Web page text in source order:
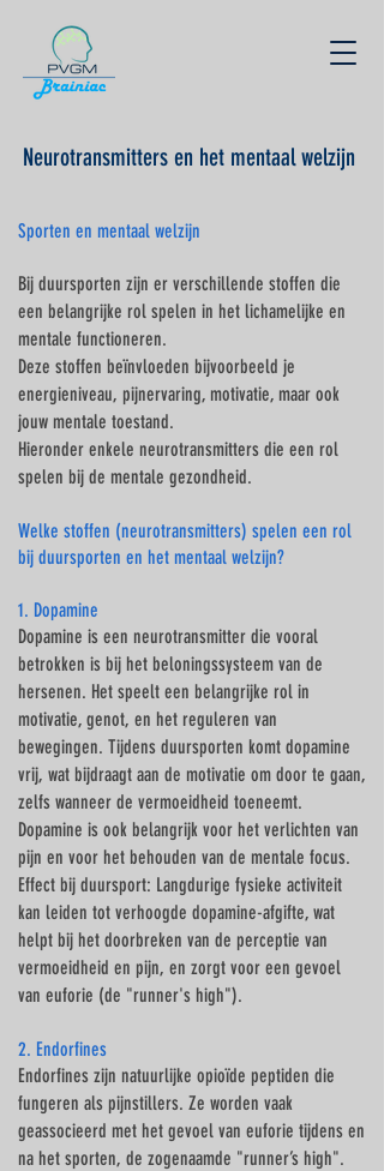
Neurotransmitters en het mentaal welzijn
Sporten en mentaal welzijn
Bij duursporten zijn er verschillende stoffen die
een belangrijke rol spelen in het lichamelijke en
mentale functioneren.
Deze stoffen beïnvloeden bijvoorbeeld je
energieniveau, pijnervaring, motivatie, maar ook
jouw mentale toestand.
Hieronder enkele neurotransmitters die een rol
spelen bij de mentale gezondheid.
Welke stoffen (neurotransmitters) spelen een rol
bij duursporten en het mentaal welzijn?
1. Dopamine
Dopamine is een neurotransmitter die vooral
betrokken is bij het beloningssysteem van de
hersenen. Het speelt een belangrijke rol in
motivatie, genot, en het reguleren van
bewegingen. Tijdens duursporten komt dopamine
vrij, wat bijdraagt aan de motivatie om door te gaan,
zelfs wanneer de vermoeidheid toeneemt.
Dopamine is ook belangrijk voor het verlichten van
pijn en voor het behouden van de mentale focus.
Effect bij duursport: Langdurige fysieke activiteit
kan leiden tot verhoogde dopamine-afgifte, wat
helpt bij het doorbreken van de perceptie van
vermoeidheid en pijn, en zorgt voor een gevoel
van euforie (de "runner's high").
2. Endorfines
Endorfines zijn natuurlijke opioïde peptiden die
fungeren als pijnstillers. Ze worden vaak
geassocieerd met het gevoel van euforie tijdens en
na het sporten, de zogenaamde "runner’s high".